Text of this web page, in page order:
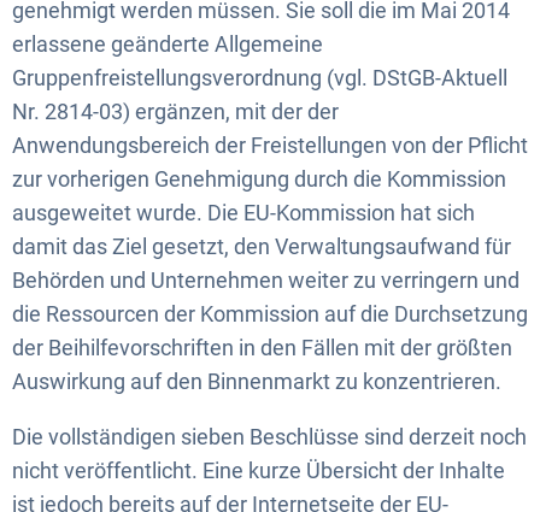
genehmigt werden müssen. Sie soll die im Mai 2014
erlassene geänderte Allgemeine
Gruppenfreistellungsverordnung (vgl. DStGB-Aktuell
Nr. 2814-03) ergänzen, mit der der
Anwendungsbereich der Freistellungen von der Pflicht
zur vorherigen Genehmigung durch die Kommission
ausgeweitet wurde. Die EU-Kommission hat sich
damit das Ziel gesetzt, den Verwaltungsaufwand für
Behörden und Unternehmen weiter zu verringern und
die Ressourcen der Kommission auf die Durchsetzung
der Beihilfevorschriften in den Fällen mit der größten
Auswirkung auf den Binnenmarkt zu konzentrieren.
Die vollständigen sieben Beschlüsse sind derzeit noch
nicht veröffentlicht. Eine kurze Übersicht der Inhalte
ist jedoch bereits auf der Internetseite der EU-